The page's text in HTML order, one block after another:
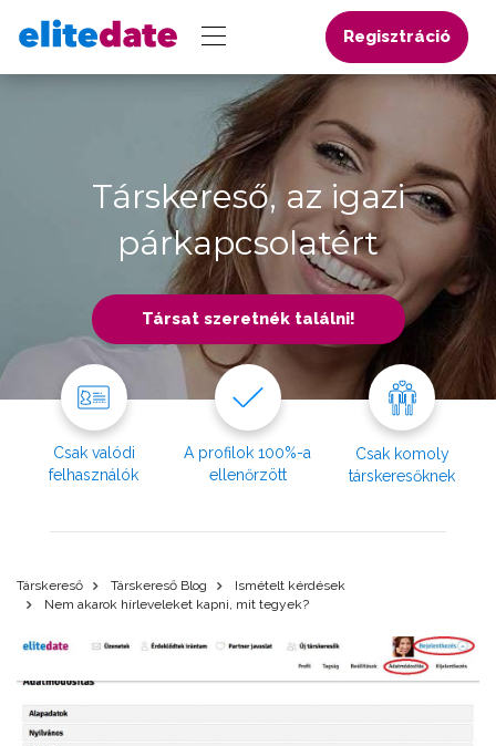
Regisztráció
Társkereső, az igazi
párkapcsolatért
Társat szeretnék találni!
Csak valódi
felhasználók
A profilok 100%-a
ellenőrzött
Csak komoly
társkeresőknek
Társkereső Társkereső Blog
Ismételt kérdések
Nem akarok hírleveleket kapni, mit tegyek?